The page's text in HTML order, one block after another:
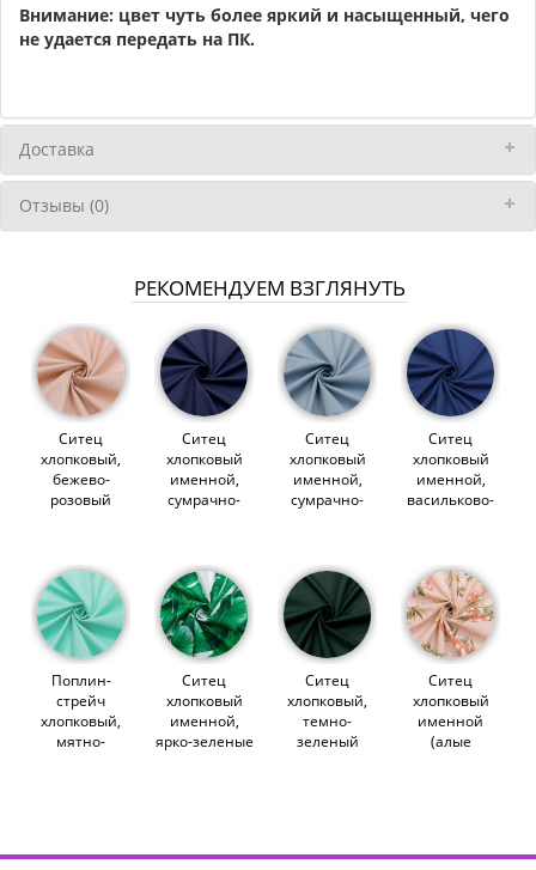
Внимание: цвет чуть более яркий и насыщенный, чего
не удается передать на ПК.
Доставка
Отзывы (0)
РЕКОМЕНДУЕМ ВЗГЛЯНУТЬ
Ситец
хлопковый,
бежево-
розовый
Ситец
хлопковый
именной,
сумрачно-
Ситец
хлопковый
именной,
сумрачно-
Ситец
хлопковый
именной,
васильково-
Поплин-
стрейч
хлопковый,
мятно-
Ситец
хлопковый
именной,
ярко-зеленые
Ситец
хлопковый,
темно-
зеленый
Ситец
хлопковый
именной
(алые